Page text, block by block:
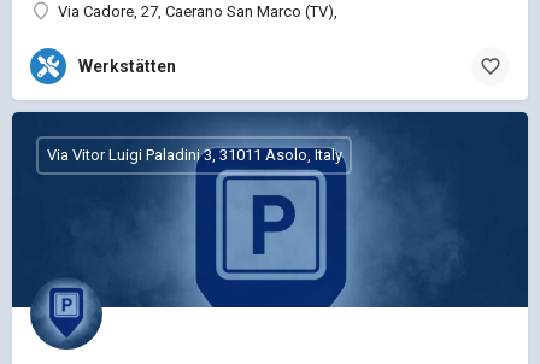
Via Cadore, 27, Caerano San Marco (TV),
Werkstätten
Via Vitor Luigi Paladini 3, 31011 Asolo, Italy